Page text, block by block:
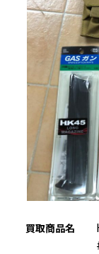
買取商品名